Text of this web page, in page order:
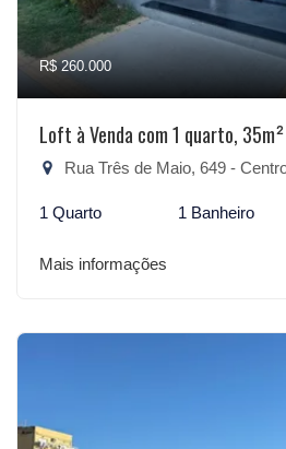
R$ 260.000
Loft à Venda com 1 quarto, 35m²
Rua Três de Maio, 649 -
1 Quarto 1 Banheiro
Mais informações